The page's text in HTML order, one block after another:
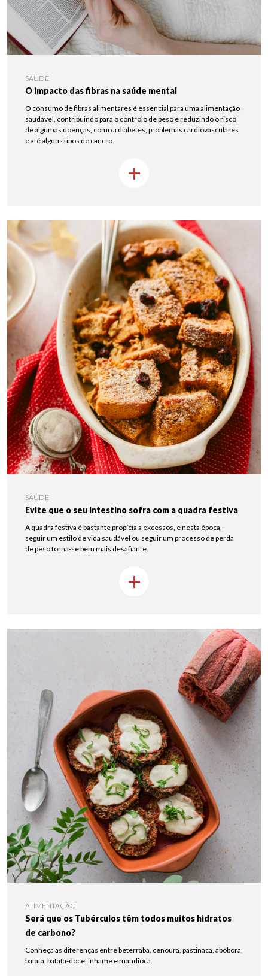
SAÚDE
O impacto das fibras na saúde mental
O consumo de fibras alimentares é essencial para uma alimentação
saudável, contribuindo para o controlo de peso e reduzindo o risco
de algumas doenças, como a diabetes, problemas cardiovasculares
e até alguns tipos de cancro.
+
SAÚDE
Evite que o seu intestino sofra com a quadra festiva
A quadra festiva é bastante propícia a excessos, e nesta época,
seguir um estilo de vida saudável ou seguir um processo de perda
de peso torna-se bem mais desafiante.
+
ALIMENTAÇÃO
Será que os Tubérculos têm todos muitos hidratos
de carbono?
Conheça as diferenças entre beterraba, cenoura, pastinaca, abóbora,
batata, batata-doce, inhame e mandioca.